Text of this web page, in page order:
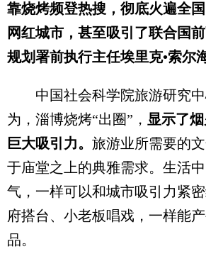
靠烧烤频登热搜，彻底火遍全
网红城市，甚至吸引了联合国
规划署前执行主任埃里克•索尔
中国社会科学院旅游研究中
为，淄博烧烤“出圈”， 显示了
巨大吸引力。 旅游业所需要的
于庙堂之上的典雅需求。生活
气，一样可以和城市吸引力紧
府搭台、小老板唱戏，一样能
品。